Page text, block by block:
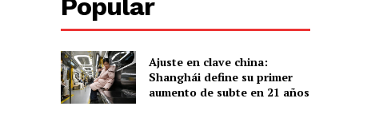
Popular
Ajuste en clave china:
Shanghái define su primer
aumento de subte en 21 años